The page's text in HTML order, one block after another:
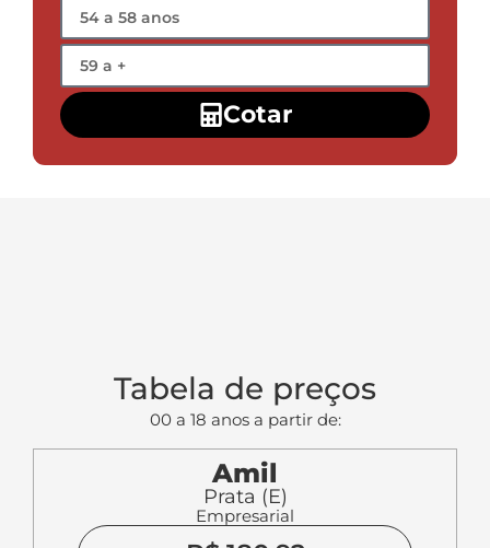
Cotar
Tabela de preços
00 a 18 anos a partir de:
Amil
Prata (E)
Empresarial